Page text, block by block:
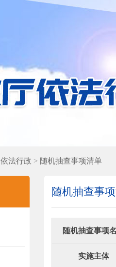
依法行政 > 随机抽查事项清单
随机抽查事
随机抽查事项
实施主体